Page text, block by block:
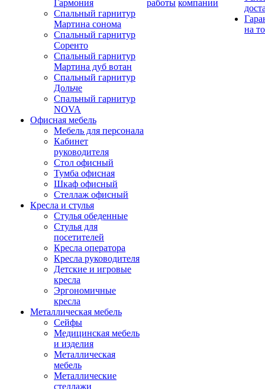
Гармония
Спальный гарнитур
Мартина сонома
Спальный гарнитур
Соренто
Спальный гарнитур
Мартина дуб вотан
Спальный гарнитур
Дольче
Спальный гарнитур
NOVA
Офисная мебель
Мебель для персонала
Кабинет
руководителя
Стол офисный
Тумба офисная
Шкаф офисный
Стеллаж офисный
Кресла и стулья
Стулья обеденные
Стулья для
посетителей
Кресла оператора
Кресла руководителя
Детские и игровые
кресла
Эргономичные
кресла
Металлическая мебель
Сейфы
Медицинская мебель
и изделия
Металлическая
мебель
Металлические
стеллажи
работы компании
на